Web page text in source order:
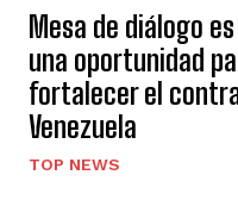
Mesa de diálogo
una oportunidad
fortalecer el
Venezuela
TOP NEWS